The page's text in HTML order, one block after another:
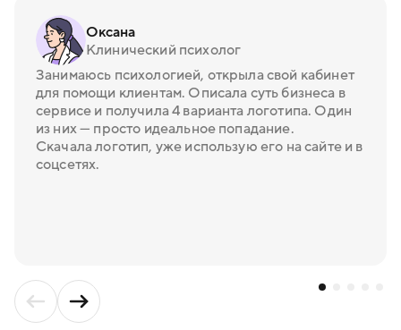
Оксана
Клинический психолог
Занимаюсь психологией, открыла свой кабинет
для помощи клиентам. Описала суть бизнеса в
сервисе и получила 4 варианта логотипа. Один
из них — просто идеальное попадание.
Скачала логотип, уже использую его на сайте и в
соцсетях.